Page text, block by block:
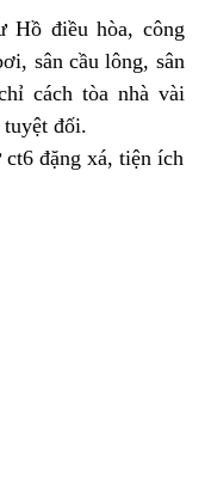
Hồ điều hòa, công
sân cầu lông, sân
cách tòa nhà vài
tuyệt đối.